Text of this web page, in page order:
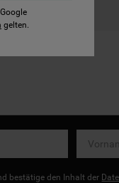
bestätige den Inhalt der
gelten.